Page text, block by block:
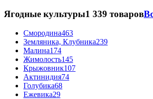
Ягодные культуры1 339 товаров
Смородина463
Земляника, Клубника239
Малина174
Жимолость145
Крыжовник107
Актинидия74
Голубика68
Ежевика29